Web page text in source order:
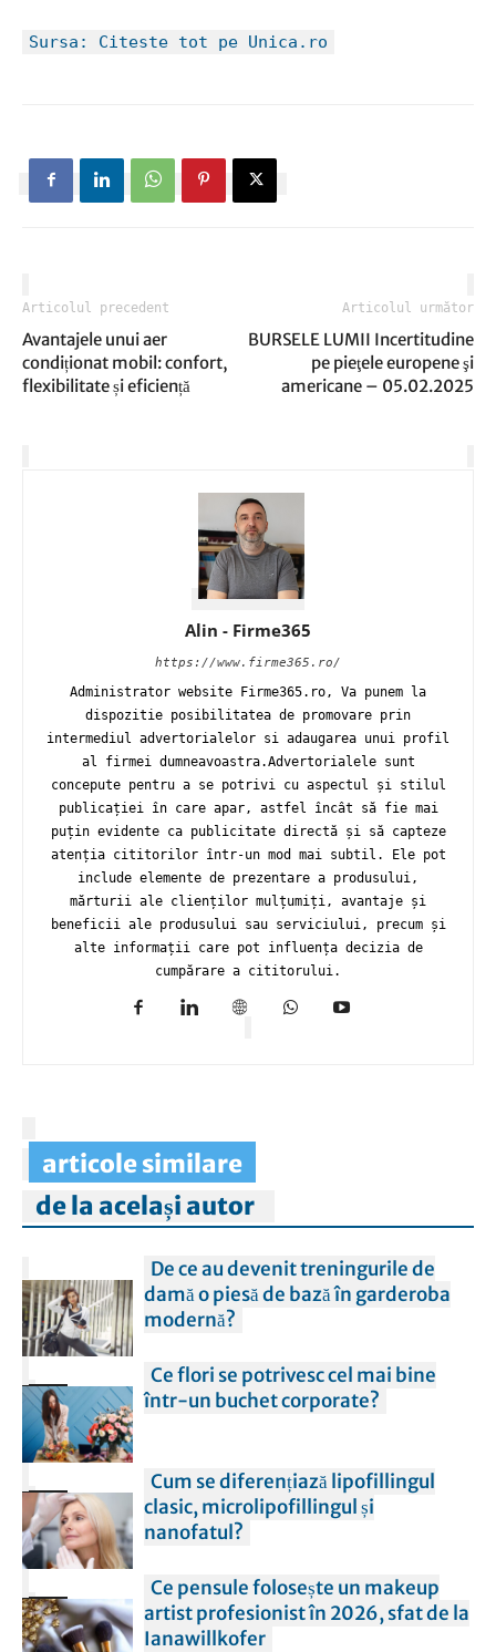
Sursa: Citeste tot pe Unica.ro
Articolul precedent
Avantajele unui aer
condiționat mobil: confort,
flexibilitate și eficiență
Articolul următor
BURSELE LUMII Incertitudine
pe pieţele europene şi
americane – 05.02.2025
Alin - Firme365
https://www.firme365.ro/
Administrator website Firme365.ro, Va punem la
dispozitie posibilitatea de promovare prin
intermediul advertorialelor si adaugarea unui profil
al firmei dumneavoastra.Advertorialele sunt
concepute pentru a se potrivi cu aspectul și stilul
publicației în care apar, astfel încât să fie mai
puțin evidente ca publicitate directă și să capteze
atenția cititorilor într-un mod mai subtil. Ele pot
include elemente de prezentare a produsului,
mărturii ale clienților mulțumiți, avantaje și
beneficii ale produsului sau serviciului, precum și
alte informații care pot influența decizia de
cumpărare a cititorului.
articole similare
de la același autor
FEMEI
De ce au devenit treningurile de
damă o piesă de bază în garderoba
modernă?
FEMEI
Ce flori se potrivesc cel mai bine
într-un buchet corporate?
FEMEI
Cum se diferențiază lipofillingul
clasic, microlipofillingul și
nanofatul?
Ce pensule folosește un makeup
artist profesionist în 2026, sfat de la
Ianawillkofer